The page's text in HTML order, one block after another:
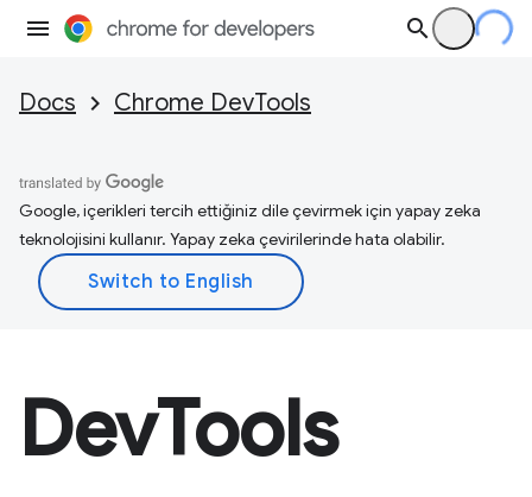
Docs Chrome DevTools
Google, içerikleri tercih ettiğiniz dile çevirmek için yapay zeka
teknolojisini kullanır. Yapay zeka çevirilerinde hata olabilir.
DevTools